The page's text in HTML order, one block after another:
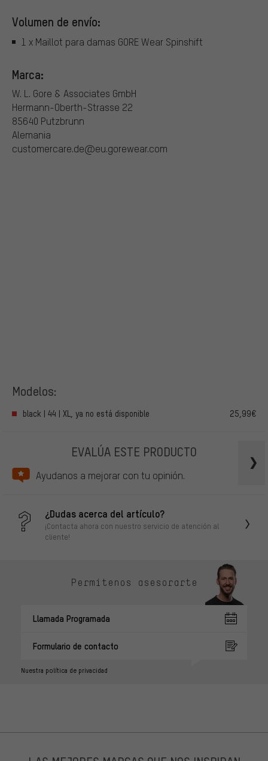
Volumen de envío:
1 x Maillot para damas GORE Wear Spinshift
Marca:
W. L. Gore & Associates GmbH
Hermann-Oberth-Strasse 22
85640 Putzbrunn
Alemania
customercare.de@eu.gorewear.com
Modelos:
black | 44 | XL, ya no está disponible 25,99€
EVALÚA ESTE PRODUCTO
Ayudanos a mejorar con tu opinión.
¿Dudas acerca del artículo?
¡Contacta ahora con nuestro servicio de atención al
cliente!
Permítenos asesorarte
Llamada Programada
Formulario de contacto
Nuestra política de privacidad